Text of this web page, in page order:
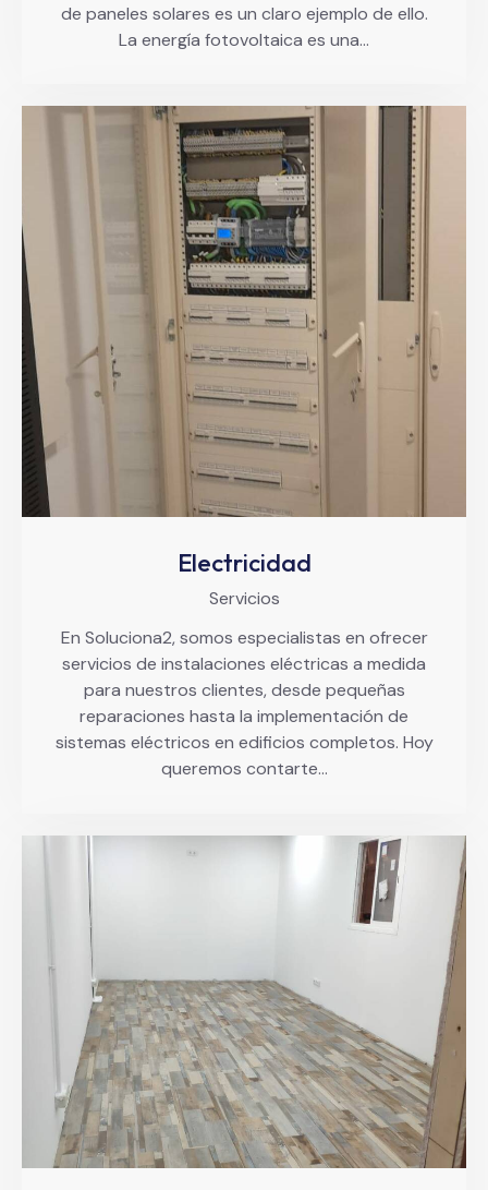
de paneles solares es un claro ejemplo de ello.
La energía fotovoltaica es una…
Electricidad
Servicios
En Soluciona2, somos especialistas en ofrecer
servicios de instalaciones eléctricas a medida
para nuestros clientes, desde pequeñas
reparaciones hasta la implementación de
sistemas eléctricos en edificios completos. Hoy
queremos contarte…